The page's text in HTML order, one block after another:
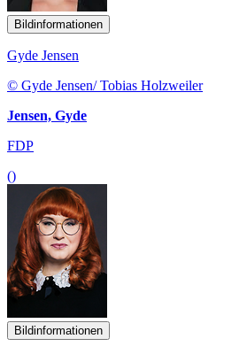
Bildinformationen
Gyde Jensen
© Gyde Jensen/ Tobias Holzweiler
Jensen, Gyde
FDP
()
Bildinformationen